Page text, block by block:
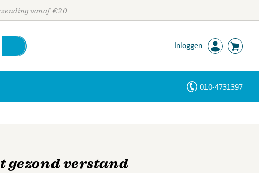
vanaf €20
Inloggen
010-4731397
gezond verstand
Personen